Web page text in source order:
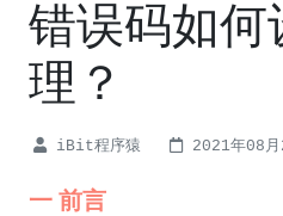
错误码如何
理？
iBit程序猿 2021年08
一 前言